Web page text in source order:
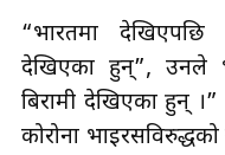
“भारतमा देखिएपछि
देखिएका हुन्”, उनले
बिरामी देखिएका हुन् ।”
कोरोना